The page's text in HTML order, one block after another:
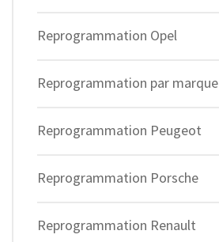
Reprogrammation Opel
Reprogrammation par marque
Reprogrammation Peugeot
Reprogrammation Porsche
Reprogrammation Renault